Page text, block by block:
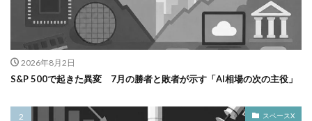
2026年8月2日
S&P 500で起きた異変 7月の勝者と敗者が示す「AI相場の次の主役」
スペースX